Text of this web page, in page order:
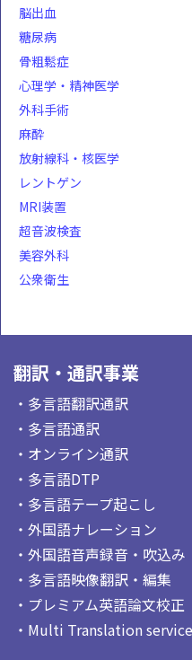
脳出血
糖尿病
骨粗鬆症
心理学・精神医学
外科手術
麻酔
放射線科・核医学
レントゲン
MRI装置
超音波検査
美容外科
公衆衛生